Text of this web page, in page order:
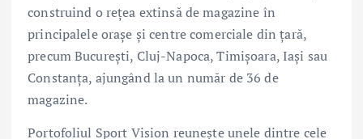
construind o rețea extinsă de magazine în
principalele orașe și centre comerciale din țară,
precum București, Cluj-Napoca, Timișoara, Iași sau
Constanța, ajungând la un număr de 36 de
magazine.
Portofoliul Sport Vision reunește unele dintre cele